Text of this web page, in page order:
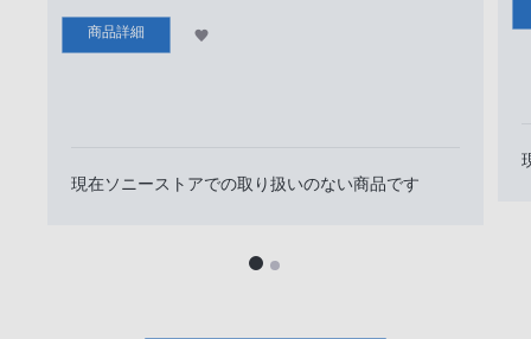
商品詳細
現在ソニーストアでの​取り扱いのない商品です